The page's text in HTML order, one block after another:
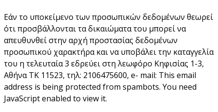
Εάν το υποκείμενο των προσωπικών δεδομένων θεωρεί
ότι προσβάλλονται τα δικαιώματα του μπορεί να
απευθυνθεί στην αρχή προστασίας δεδομένων
προσωπικού χαρακτήρα και να υποβάλει την καταγγελία
του η τελευταία 3 εδρεύει στη λεωφόρο Κηφισίας 1-3,
Αθήνα ΤΚ 11523, τηλ: 2106475600, e- mail: This email
address is being protected from spambots. You need
JavaScript enabled to view it.